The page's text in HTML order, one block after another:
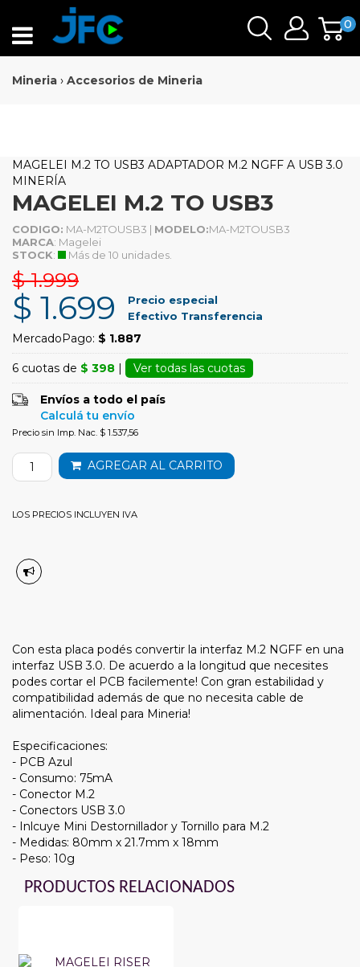
0
Mineria › Accesorios de Mineria
MAGELEI M.2 TO USB3 ADAPTADOR M.2 NGFF A USB 3.0
MINERÍA
MAGELEI M.2 TO USB3
CODIGO: MA-M2TOUSB3 | MODELO:MA-M2TOUSB3
MARCA: Magelei
STOCK: Más de 10 unidades.
$ 1.999
$ 1.699
Precio especial
Efectivo Transferencia
MercadoPago: $ 1.887
6 cuotas de $ 398 | Ver todas las cuotas
Envíos a todo el país
Calculá tu envío
Precio sin Imp. Nac. $ 1.537,56
AGREGAR AL CARRITO
LOS PRECIOS INCLUYEN IVA
Con esta placa podés convertir la interfaz M.2 NGFF en una
interfaz USB 3.0. De acuerdo a la longitud que necesites
podes cortar el PCB facilemente! Con gran estabilidad y
compatibilidad además de que no necesita cable de
alimentación. Ideal para Mineria!
Especificaciones:
- PCB Azul
- Consumo: 75mA
- Conector M.2
- Conectors USB 3.0
- Inlcuye Mini Destornillador y Tornillo para M.2
- Medidas: 80mm x 21.7mm x 18mm
- Peso: 10g
PRODUCTOS RELACIONADOS